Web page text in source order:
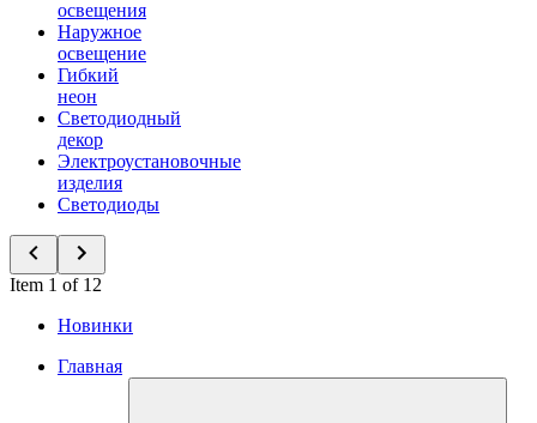
освещения
Наружное
освещение
Гибкий
неон
Светодиодный
декор
Электроустановочные
изделия
Светодиоды
Item 1 of 12
Новинки
Главная